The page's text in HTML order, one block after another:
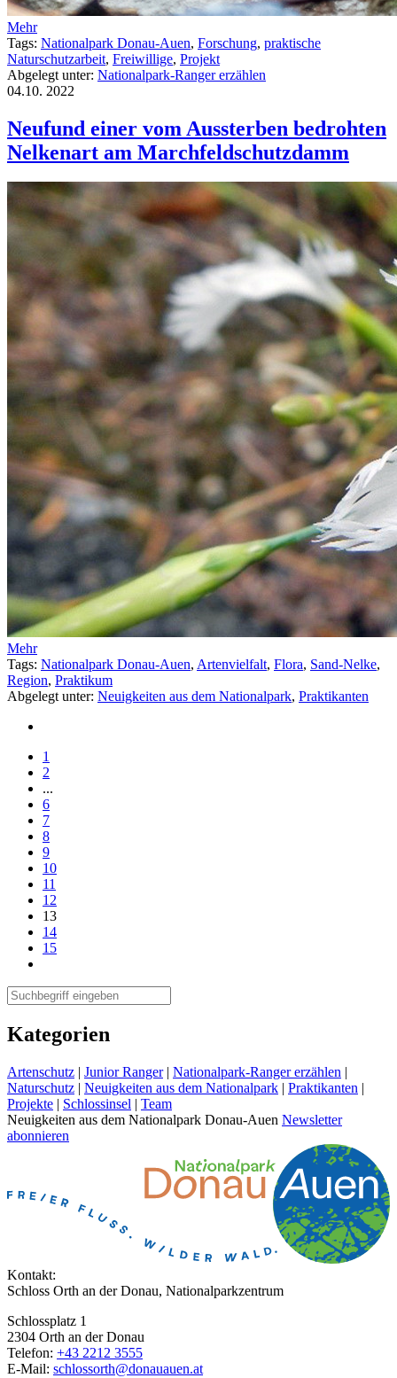
Mehr
Tags: Nationalpark Donau-Auen, Forschung, praktische
Naturschutzarbeit, Freiwillige, Projekt
Abgelegt unter: Nationalpark-Ranger erzählen
04.10. 2022
Neufund einer vom Aussterben bedrohten
Nelkenart am Marchfeldschutzdamm
Mehr
Tags: Nationalpark Donau-Auen, Artenvielfalt, Flora, Sand-Nelke,
Region, Praktikum
Abgelegt unter: Neuigkeiten aus dem Nationalpark, Praktikanten
1
2
...
6
7
8
9
10
11
12
13
14
15
Kategorien
Artenschutz | Junior Ranger | Nationalpark-Ranger erzählen |
Naturschutz | Neuigkeiten aus dem Nationalpark | Praktikanten |
Projekte | Schlossinsel | Team
Neuigkeiten aus dem Nationalpark Donau-Auen Newsletter
abonnieren
Kontakt:
Schloss Orth an der Donau, Nationalparkzentrum
Schlossplatz 1
2304 Orth an der Donau
Telefon: +43 2212 3555
E-Mail: schlossorth@donauauen.at